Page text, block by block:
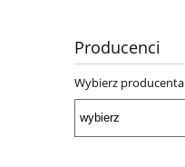
Producenci
Wybierz producenta